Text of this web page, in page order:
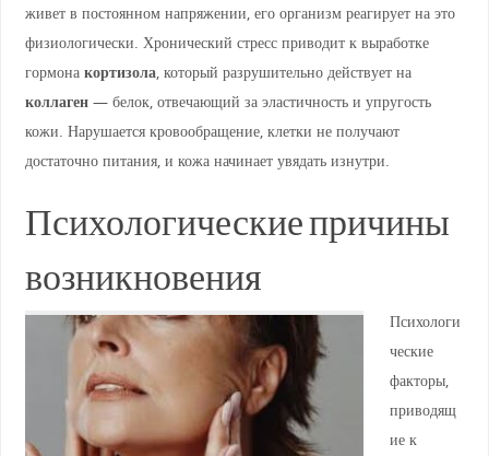
живет в постоянном напряжении, его организм реагирует на это
физиологически. Хронический стресс приводит к выработке
гормона кортизола, который разрушительно действует на
коллаген— белок, отвечающий за эластичность и упругость
кожи. Нарушается кровообращение, клетки не получают
достаточно питания, и кожа начинает увядать изнутри.
Психологические причины
возникновения
Психологи
ческие
факторы,
приводящ
ие к